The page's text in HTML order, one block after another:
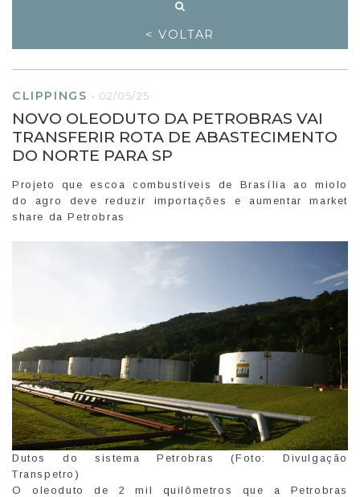
< VOLTAR
CLIPPINGS -02/05/25
NOVO OLEODUTO DA PETROBRAS VAI
TRANSFERIR ROTA DE ABASTECIMENTO
DO NORTE PARA SP
Projeto que escoa combustíveis de Brasília ao miolo
do agro deve reduzir importações e aumentar market
share da Petrobras
Dutos do sistema Petrobras (Foto: Divulgação
Transpetro)
O oleoduto de 2 mil quilômetros que a Petrobras